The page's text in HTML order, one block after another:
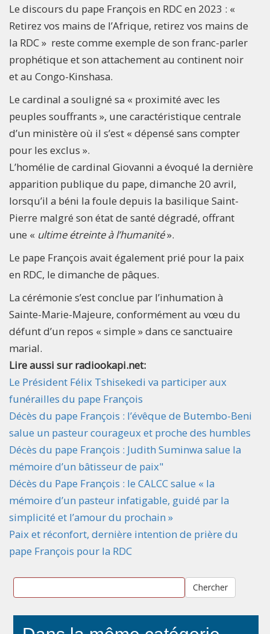
Le discours du pape François en RDC en 2023 : «
Retirez vos mains de l’Afrique, retirez vos mains de
la RDC » reste comme exemple de son franc-parler
prophétique et son attachement au continent noir
et au Congo-Kinshasa.
Le cardinal a souligné sa « proximité avec les
peuples souffrants », une caractéristique centrale
d’un ministère où il s’est « dépensé sans compter
pour les exclus ».
L’homélie de cardinal Giovanni a évoqué la dernière
apparition publique du pape, dimanche 20 avril,
lorsqu’il a béni la foule depuis la basilique Saint-
Pierre malgré son état de santé dégradé, offrant
une « ultime étreinte à l’humanité».
Le pape François avait également prié pour la paix
en RDC, le dimanche de pâques.
La cérémonie s’est conclue par l’inhumation à
Sainte-Marie-Majeure, conformément au vœu du
défunt d’un repos « simple » dans ce sanctuaire
marial.
Lire aussi sur radiookapi.net:
Le Président Félix Tshisekedi va participer aux
funérailles du pape François
Décès du pape François : l’évêque de Butembo-Beni
salue un pasteur courageux et proche des humbles
Décès du pape François : Judith Suminwa salue la
mémoire d’un bâtisseur de paix"
Décès du Pape François : le CALCC salue « la
mémoire d’un pasteur infatigable, guidé par la
simplicité et l’amour du prochain »
Paix et réconfort, dernière intention de prière du
pape François pour la RDC
Chercher